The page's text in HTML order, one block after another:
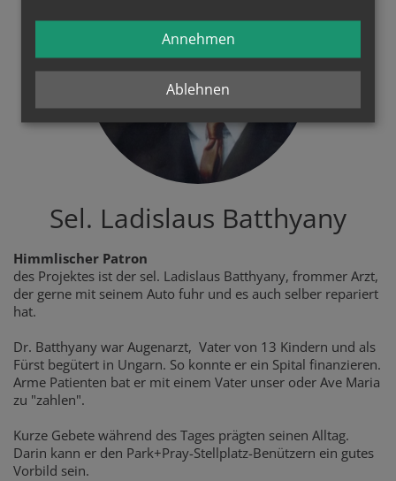
Sel. Ladislaus Batthyany
Himmlischer Patron
des Projektes ist der sel. Ladislaus Batthyany, frommer Arzt,
der gerne mit seinem Auto fuhr und es auch selber repariert
hat.
Dr. Batthyany war Augenarzt, Vater von 13 Kindern und als
Fürst begütert in Ungarn. So konnte er ein Spital finanzieren.
Arme Patienten bat er mit einem Vater unser oder Ave Maria
zu "zahlen".
Kurze Gebete während des Tages prägten seinen Alltag.
Darin kann er den Park+Pray-Stellplatz-Benützern ein gutes
Vorbild sein.
Ablehnen
Annehmen